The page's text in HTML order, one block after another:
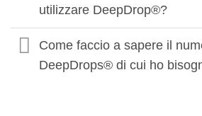
utilizzare DeepDrop®?
Come faccio a sapere il
DeepDrops® di cui ho